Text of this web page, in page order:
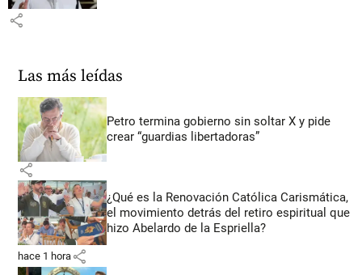
share
Las más leídas
Petro termina gobierno sin soltar X y pide
crear “guardias libertadoras”
share
¿Qué es la Renovación Católica Carismática,
el movimiento detrás del retiro espiritual que
hizo Abelardo de la Espriella?
hace 1 hora share